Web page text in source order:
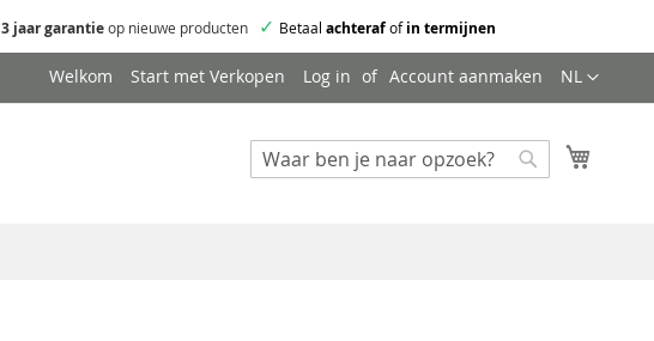
3 jaar garantieop nieuwe producten ✓ Betaal achterafofin termijnen
Taal
NL
Welkom Start met Verkopen Log in Account aanmaken
Zoeken